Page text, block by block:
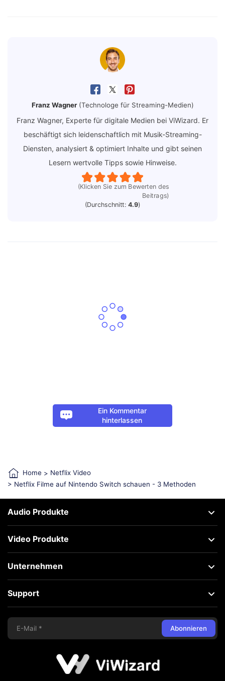
Franz Wagner (Technologe für Streaming-Medien)
Franz Wagner, Experte für digitale Medien bei ViWizard. Er
beschäftigt sich leidenschaftlich mit Musik-Streaming-
Diensten, analysiert & optimiert Inhalte und gibt seinen
Lesern wertvolle Tipps sowie Hinweise.
(Klicken Sie zum Bewerten des
Beitrags)
(Durchschnitt:4.9)
Ein Kommentar
hinterlassen
Home > Netflix Video
> Netflix Filme auf Nintendo Switch schauen - 3 Methoden
Audio Produkte
Video Produkte
Unternehmen
Support
Abonnieren